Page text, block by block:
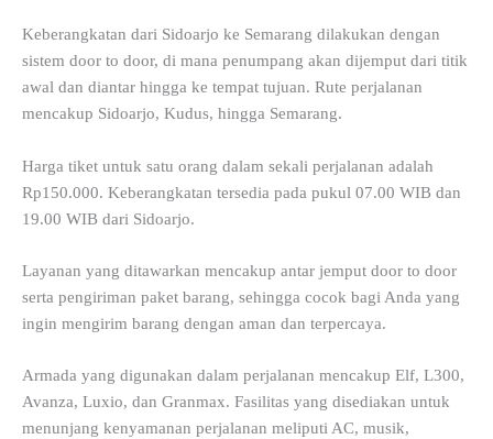
Keberangkatan dari Sidoarjo ke Semarang dilakukan dengan
sistem door to door, di mana penumpang akan dijemput dari titik
awal dan diantar hingga ke tempat tujuan. Rute perjalanan
mencakup Sidoarjo, Kudus, hingga Semarang.
Harga tiket untuk satu orang dalam sekali perjalanan adalah
Rp150.000. Keberangkatan tersedia pada pukul 07.00 WIB dan
19.00 WIB dari Sidoarjo.
Layanan yang ditawarkan mencakup antar jemput door to door
serta pengiriman paket barang, sehingga cocok bagi Anda yang
ingin mengirim barang dengan aman dan terpercaya.
Armada yang digunakan dalam perjalanan mencakup Elf, L300,
Avanza, Luxio, dan Granmax. Fasilitas yang disediakan untuk
menunjang kenyamanan perjalanan meliputi AC, musik,